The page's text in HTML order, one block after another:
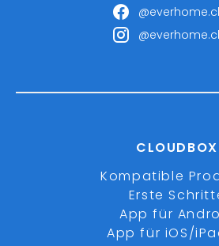
CLOUDBOX
Kompatible
Erste
App für
App für iOS/